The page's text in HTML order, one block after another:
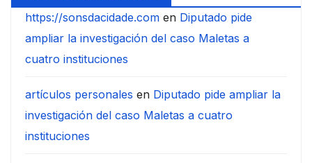
https://sonsdacidade.com en Diputado pide
ampliar la investigación del caso Maletas a
cuatro instituciones
artículos personales en Diputado pide ampliar la
investigación del caso Maletas a cuatro
instituciones